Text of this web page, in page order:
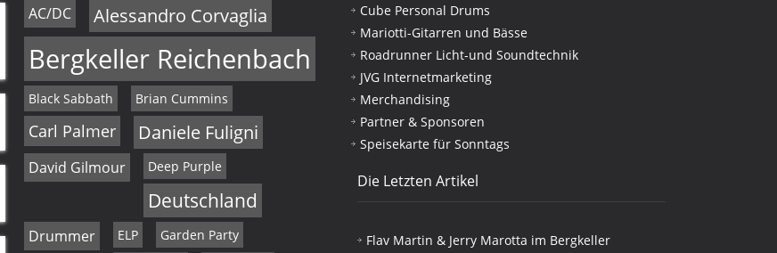
AC/DC Alessandro Corvaglia
Bergkeller Reichenbach
Black Sabbath Brian Cummins
Carl Palmer Daniele Fuligni
David Gilmour Deep Purple
Deutschland
Drummer ELP Garden Party
Cube Personal Drums
Mariotti-Gitarren und Bässe
Roadrunner Licht-und Soundtechnik
JVG Internetmarketing
Merchandising
Partner & Sponsoren
Speisekarte für Sonntags
Die Letzten Artikel
Flav Martin & Jerry Marotta im Bergkeller